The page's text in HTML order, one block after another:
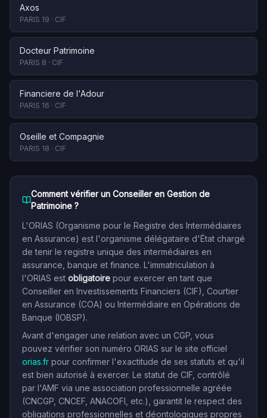
Axos
PARIS 19 · CIF
Docteur Patrimoine
PARIS 8 · CIF
Financiere de l'Adour
PARIS 16 · CIF
Oseille et Compagnie
PARIS 18 · CIF
Comment vérifier un Conseiller en Gestion de
Patrimoine ?
L'ORIAS (Organisme pour le Registre des Intermédiaires
en Assurance) est l'organisme délégataire d'État chargé
de tenir le registre unique des intermédiaires en
assurance, banque et finance. L'immatriculation à
l'ORIAS est obligatoire pour exercer en tant que
Conseiller en Investissements Financiers (CIF), Courtier
en Assurance (COA) ou Intermédiaire en Opérations de
Banque (IOBSP).
Avant d'engager une relation avec un CGP, vous
pouvez vérifier son numéro ORIAS sur le site officiel
orias.fr pour confirmer l'exactitude de ses statuts et qu'il
est bien autorisé à exercer. Le statut de CIF, contrôlé
par l'AMF via une association professionnelle agréée
(CNCGP, CNCEF, ANACOFI, etc.), garantit le respect des
obligations professionnelles et déontologiques propres